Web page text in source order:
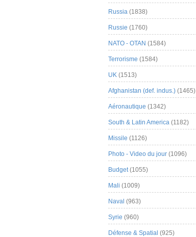
Russia (1838)
Russie (1760)
NATO - OTAN (1584)
Terrorisme (1584)
UK (1513)
Afghanistan (def. indus.) (1465)
Aéronautique (1342)
South & Latin America (1182)
Missile (1126)
Photo - Video du jour (1096)
Budget(1055)
Mali (1009)
Naval (963)
Syrie (960)
Défense & Spatial (925)